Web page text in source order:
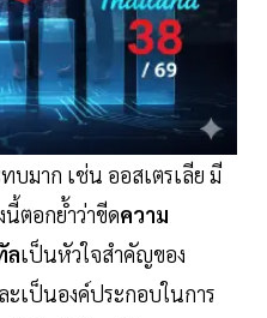
มาก เช่น ออสเตรเลีย มี
ตอกย้ำว่าขีดความ
ลเป็นหัวใจสำคัญของ
เป็นองค์ประกอบในการ